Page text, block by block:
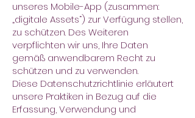
unseres Mobile-App (zusammen:
„digitale Assets“) zur Verfügung stellen,
zu schützen. Des Weiteren
verpflichten wir uns, Ihre Daten
gemäß anwendbarem Recht zu
schützen und zu verwenden.
Diese Datenschutzrichtlinie erläutert
unsere Praktiken in Bezug auf die
Erfassung, Verwendung und